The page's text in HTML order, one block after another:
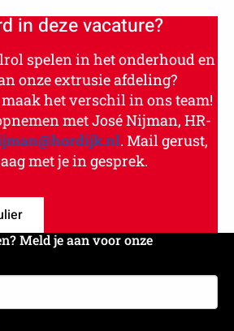
in deze vacature?
spelen in het onderhoud en
onze extrusie afdeling?
het verschil in ons team!
met José Nijman, HR-
. Mail gerust,
met je in gesprek.
Meld je aan voor onze